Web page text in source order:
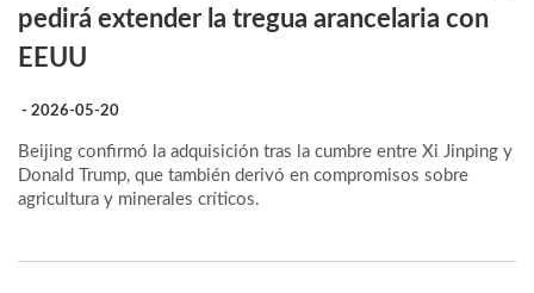
pedirá extender la tregua arancelaria con
EEUU
- 2026-05-20
Beijing confirmó la adquisición tras la cumbre entre Xi Jinping y
Donald Trump, que también derivó en compromisos sobre
agricultura y minerales críticos.